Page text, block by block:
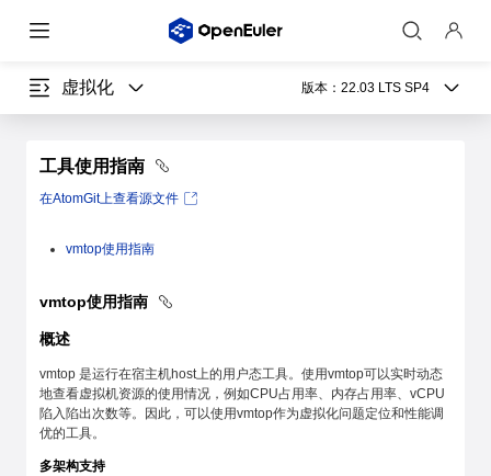
虚拟化 版本： 22.03 LTS SP4
工具使用指南
在AtomGit上查看源文件
vmtop使用指南
vmtop使用指南
概述
vmtop 是运行在宿主机host上的用户态工具。使用vmtop可以实时动态
地查看虚拟机资源的使用情况，例如CPU占用率、内存占用率、vCPU
陷入陷出次数等。因此，可以使用vmtop作为虚拟化问题定位和性能调
优的工具。
多架构支持